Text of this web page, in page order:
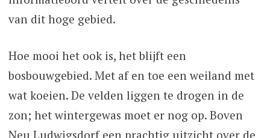
van dit hoge gebied.
Hoe mooi het ook is, het blijft een
bosbouwgebied. Met af en toe een weiland met
wat koeien. De velden liggen te drogen in de
zon; het wintergewas moet er nog op. Boven
Neu Ludwigsdorf een prachtig uitzicht over de